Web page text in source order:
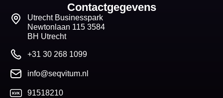
Contactgegevens
Utrecht Businesspark
Newtonlaan 115 3584
BH Utrecht
+31 30 268 1099
info@seqvitum.nl
91518210